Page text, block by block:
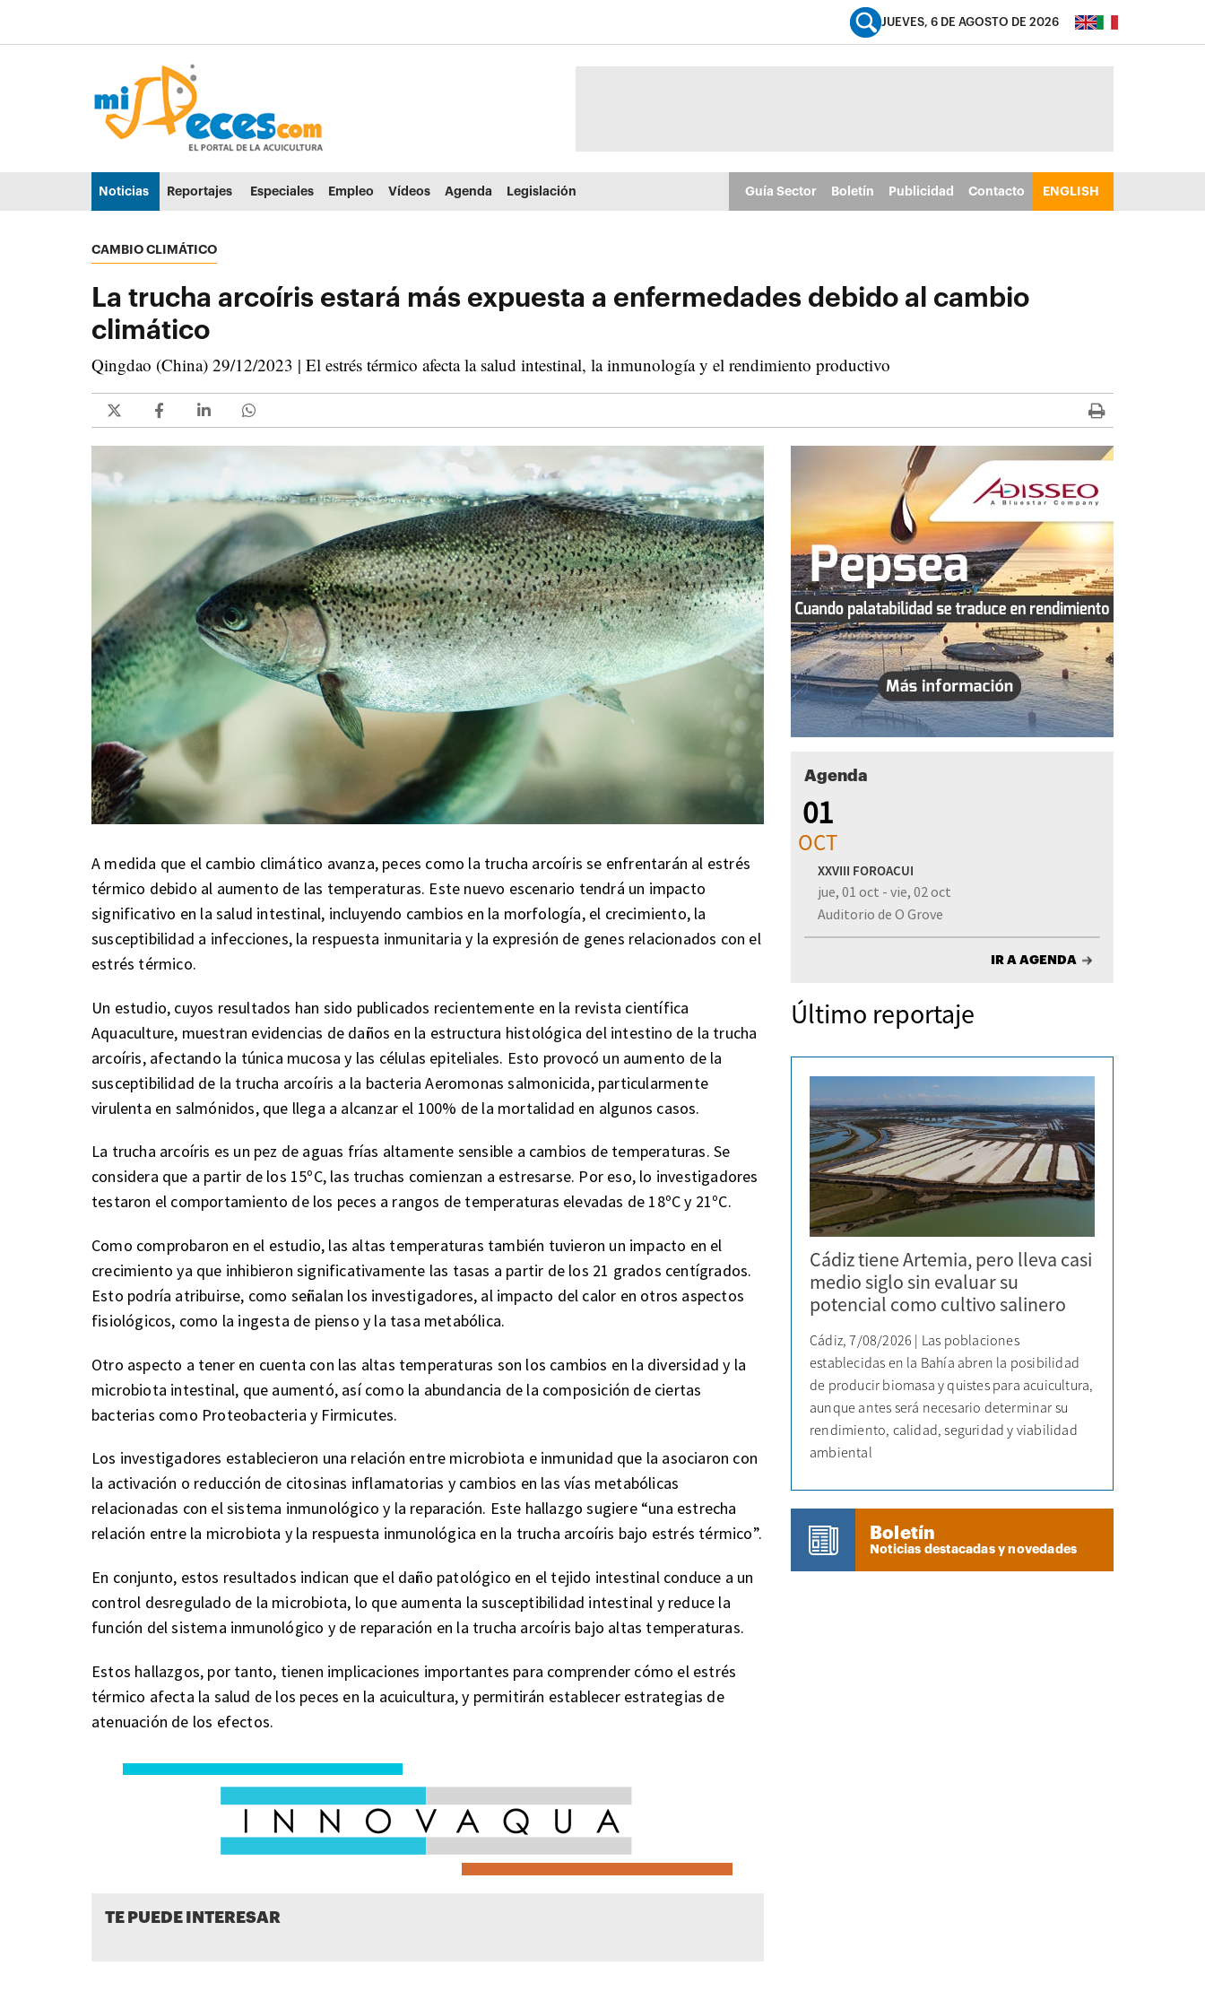
Ir al menú principal (alt + u)
JUEVES, 6 DE AGOSTO DE 2026
Noticias Reportajes Especiales Empleo Vídeos Agenda Legislación Guía Sector Boletín Publicidad Contacto ENGLISH
CAMBIO CLIMÁTICO
La trucha arcoíris estará más expuesta a enfermedades debido al cambio
climático
Qingdao (China) 29/12/2023 | El estrés térmico afecta la salud intestinal, la inmunología y el rendimiento productivo
A medida que el cambio climático avanza, peces como la trucha arcoíris se enfrentarán al estrés
térmico debido al aumento de las temperaturas. Este nuevo escenario tendrá un impacto
significativo en la salud intestinal, incluyendo cambios en la morfología, el crecimiento, la
susceptibilidad a infecciones, la respuesta inmunitaria y la expresión de genes relacionados con el
estrés térmico.
Un estudio, cuyos resultados han sido publicados recientemente en la revista científica
Aquaculture, muestran evidencias de daños en la estructura histológica del intestino de la trucha
arcoíris, afectando la túnica mucosa y las células epiteliales. Esto provocó un aumento de la
susceptibilidad de la trucha arcoíris a la bacteria Aeromonas salmonicida, particularmente
virulenta en salmónidos, que llega a alcanzar el 100% de la mortalidad en algunos casos.
La trucha arcoíris es un pez de aguas frías altamente sensible a cambios de temperaturas. Se
considera que a partir de los 15ºC, las truchas comienzan a estresarse. Por eso, lo investigadores
testaron el comportamiento de los peces a rangos de temperaturas elevadas de 18ºC y 21ºC.
Como comprobaron en el estudio, las altas temperaturas también tuvieron un impacto en el
crecimiento ya que inhibieron significativamente las tasas a partir de los 21 grados centígrados.
Esto podría atribuirse, como señalan los investigadores, al impacto del calor en otros aspectos
fisiológicos, como la ingesta de pienso y la tasa metabólica.
Otro aspecto a tener en cuenta con las altas temperaturas son los cambios en la diversidad y la
microbiota intestinal, que aumentó, así como la abundancia de la composición de ciertas
bacterias como Proteobacteria y Firmicutes.
Los investigadores establecieron una relación entre microbiota e inmunidad que la asociaron con
la activación o reducción de citosinas inflamatorias y cambios en las vías metabólicas
relacionadas con el sistema inmunológico y la reparación. Este hallazgo sugiere “una estrecha
relación entre la microbiota y la respuesta inmunológica en la trucha arcoíris bajo estrés térmico”.
En conjunto, estos resultados indican que el daño patológico en el tejido intestinal conduce a un
control desregulado de la microbiota, lo que aumenta la susceptibilidad intestinal y reduce la
función del sistema inmunológico y de reparación en la trucha arcoíris bajo altas temperaturas.
Estos hallazgos, por tanto, tienen implicaciones importantes para comprender cómo el estrés
térmico afecta la salud de los peces en la acuicultura, y permitirán establecer estrategias de
atenuación de los efectos.
TE PUEDE INTERESAR
Agenda
01
OCT
XXVIII FOROACUI
jue, 01 oct - vie, 02 oct
Auditorio de O Grove
IR A AGENDA
Último reportaje
Cádiz tiene Artemia, pero lleva casi
medio siglo sin evaluar su
potencial como cultivo salinero
Cádiz, 7/08/2026 | Las poblaciones
establecidas en la Bahía abren la posibilidad
de producir biomasa y quistes para acuicultura,
aunque antes será necesario determinar su
rendimiento, calidad, seguridad y viabilidad
ambiental
Boletín
Noticias destacadas y novedades